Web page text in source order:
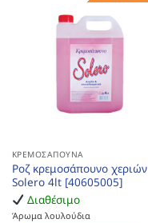
ΚΡΕΜΟΣΆΠΟΥΝΑ
Ροζ κρεμοσάπουνο χεριών
Solero 4lt [40605005]
Διαθέσιμο
Άρωμα λουλούδια